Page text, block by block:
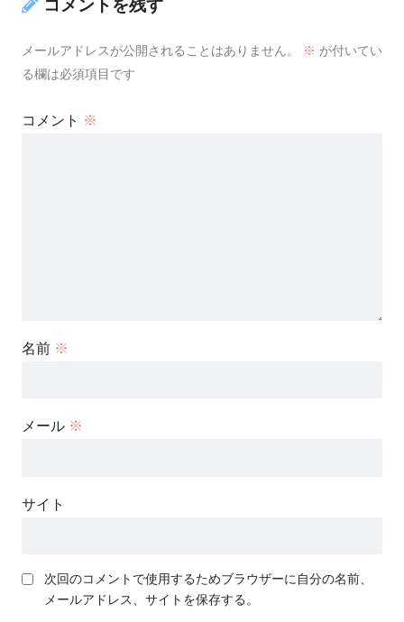
コメントを残す
メールアドレスが公開されることはありません。 ※ が付いてい
る欄は必須項目です
コメント ※
名前 ※
メール ※
サイト
次回のコメントで使用するためブラウザーに自分の名前、
メールアドレス、サイトを保存する。